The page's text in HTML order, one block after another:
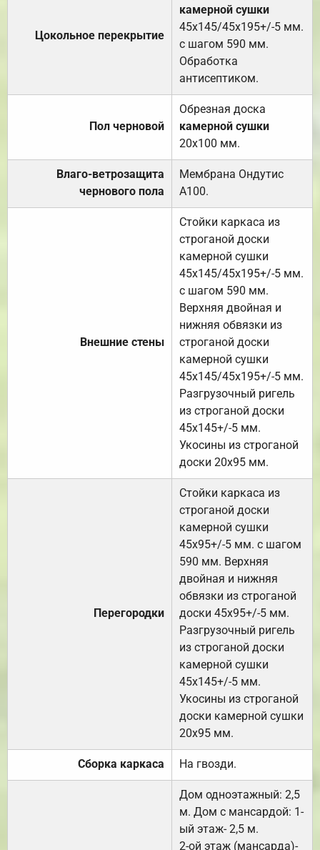
Цокольное перекрытие
камерной сушки
45х145/45х195+/-5 мм.
с шагом 590 мм.
Обработка
антисептиком.
Пол черновой
Обрезная доска
камерной сушки
20х100 мм.
Влаго-ветрозащита
чернового пола
Мембрана Ондутис
А100.
Внешние стены
Стойки каркаса из
строганой доски
камерной сушки
45х145/45х195+/-5 мм.
с шагом 590 мм.
Верхняя двойная и
нижняя обвязки из
строганой доски
камерной сушки
45х145/45х195+/-5 мм.
Разгрузочный ригель
из строганой доски
45х145+/-5 мм.
Укосины из строганой
доски 20х95 мм.
Перегородки
Стойки каркаса из
строганой доски
камерной сушки
45х95+/-5 мм. с шагом
590 мм. Верхняя
двойная и нижняя
обвязки из строганой
доски 45х95+/-5 мм.
Разгрузочный ригель
из строганой доски
камерной сушки
45х145+/-5 мм.
Укосины из строганой
доски камерной сушки
20х95 мм.
Сборка каркаса На гвозди.
Дом одноэтажный: 2,5
м. Дом с мансардой: 1-
ый этаж- 2,5 м.
2-ой этаж (мансарда)-